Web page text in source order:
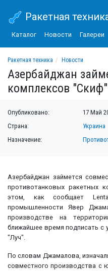
Ракетная
Каталог Новости Галереи
Ракетная техника
Новости
Азербайджан займется
Азербайджан
комплексов
Опубликовано:
17 Май
Страна:
Украина
Назначение:
Азербайджан займется
противотанковых ракетных
этом, как сообщает
промышленности Явер
производстве на
ближайшее время подписать с
"Луч".
По словам Джамалова,
совместного производства с